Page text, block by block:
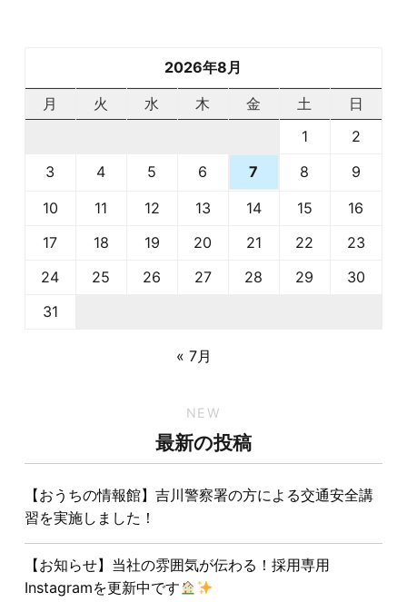
2026年8月
月
火 水 木 金 土
日
1
2
3
4 5 6 7 8
9
10
11 12 13 14 15
16
17
18 19 20 21 22
23
24
25 26 27 28 29
30
31
« 7月
NEW
最新の投稿
【おうちの情報館】吉川警察署の方による交通安全講
習を実施しました！
【お知らせ】当社の雰囲気が伝わる！採用専用
Instagramを更新中です